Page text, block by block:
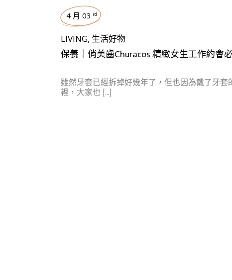
4 月 03 rd
LIVING, 生活好物
保養｜俏美齒Churacos 精緻女生工作約會
雖然牙套已經拆掉好幾年了，但也因為戴了牙
裡，大家也 […]